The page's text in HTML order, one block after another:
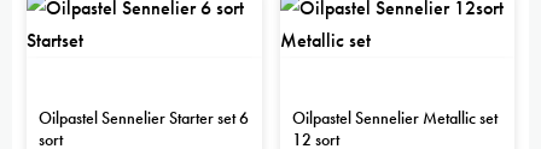
Oilpastel Sennelier Starter set 6
sort
Oilpastel Sennelier Metallic set
12 sort